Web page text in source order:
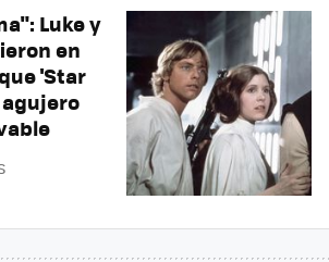
Luke y
en
'Star